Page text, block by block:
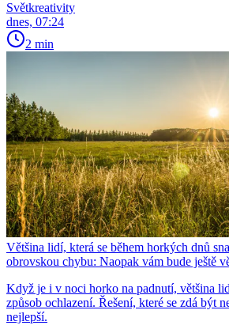
Světkreativity
dnes, 07:24
2 min
Většina lidí, která se během horkých dnů
obrovskou chybu: Naopak vám bude ještě
Když je i v noci horko na padnutí, většina
způsob ochlazení. Řešení, které se zdá být
nejlepší.